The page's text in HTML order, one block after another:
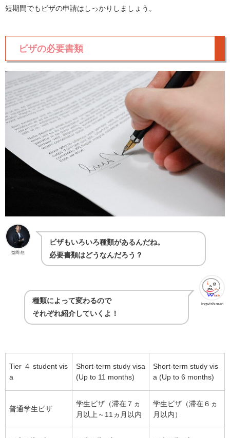
短期間でもビザの申請はしっかりしましょう。
ビザの必要書類
益岡 想
ビザもいろいろ種類があるんだね。
必要書類はどうなんだろう？
ingwish man
種類によって変わるので
それぞれ紹介していくよ！
Tier ４ student vis
a
Short-term study visa
(Up to 11 months)
Short-term study vis
a (Up to 6 months)
普通学生ビザ
学生ビザ（滞在７ヵ
月以上～11ヵ月以内
学生ビザ（滞在６ヵ
月以内）